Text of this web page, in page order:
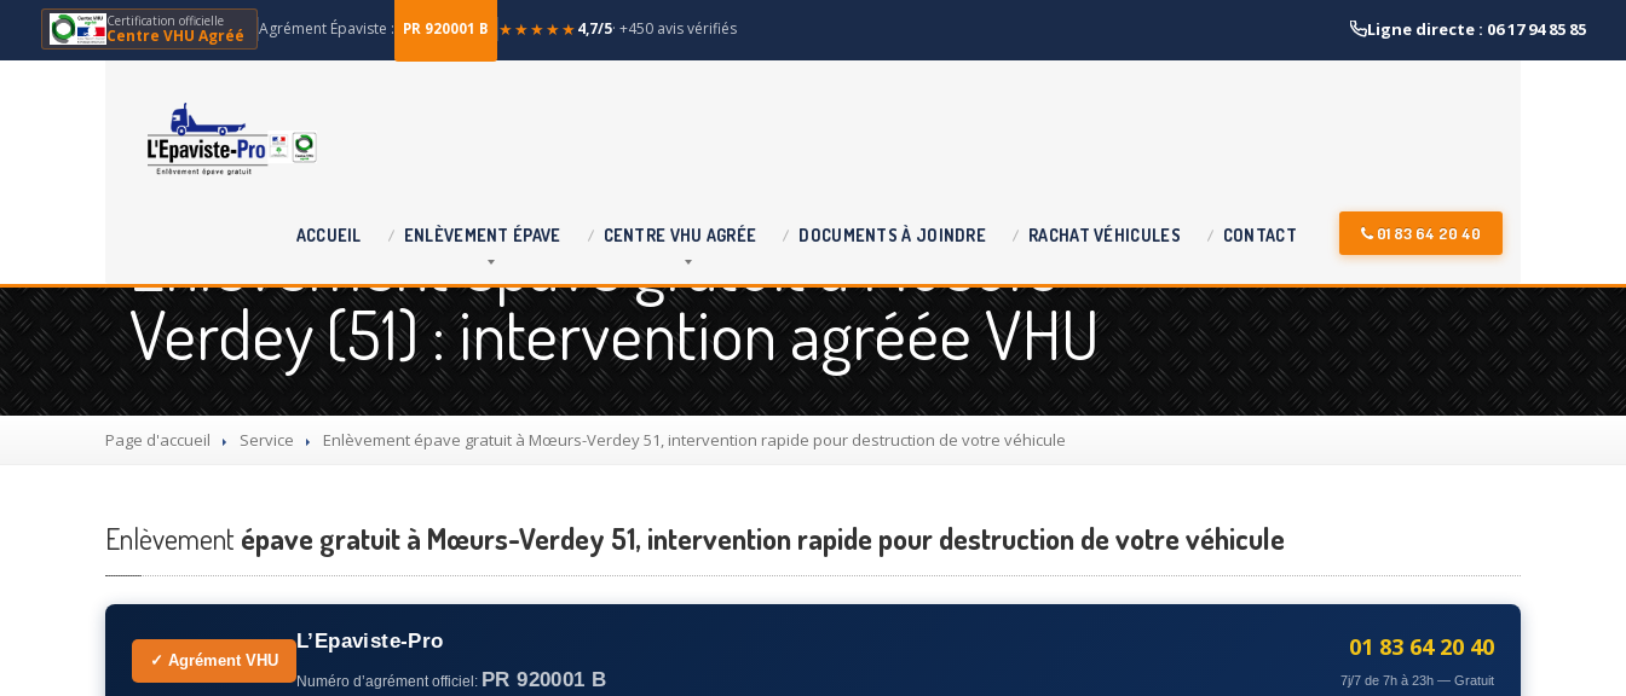
Certification officielle
Centre VHU Agréé Agrément Épaviste : PR 920001 B ★★★★★4,7/5· +450 avis vérifiés Ligne directe : 06 17 94 85 85
ACCUEIL ENLÈVEMENT ÉPAVE CENTRE VHU AGRÉE DOCUMENTS À JOINDRE RACHAT VÉHICULES CONTACT 01 83 64 20 40
Enlèvement épave gratuit à Moeurs
Verdey (51) : intervention agréée VHU
Page d'accueil Service Enlèvement épave gratuit à Mœurs-Verdey 51, intervention rapide pour destruction de votre véhicule
Enlèvement épave gratuit à Mœurs-Verdey 51, intervention rapide pour destruction de votre véhicule
✓ Agrément VHU
L’Epaviste-Pro
Numéro d’agrément officiel: PR 920001 B
01 83 64 20 40
7j/7 de 7h à 23h — Gratuit